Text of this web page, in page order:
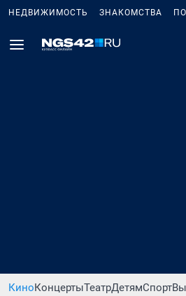
НЕДВИЖИМОСТЬ ЗНАКОМСТВА
КиноКонцертыТеатрДетямСпорт